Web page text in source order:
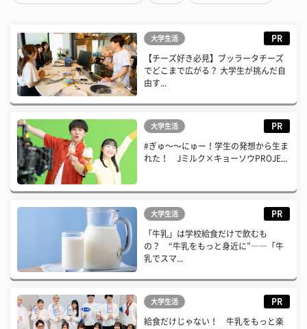
大学生活 PR
【チーズ好き必見】ブッラータチーズ
でどこまで広がる？ 大学生が挑んだ自
由す...
大学生活 PR
#ぎゅ〜〜にゅー！学生の発想から生ま
れた！ Jミルク×キョーソウPROJE...
大学生活 PR
「牛乳」は学校給食だけで飲むも
の？ “牛乳をもっと身近に”――「牛
乳でスマ...
大学生活 PR
給食だけじゃない！ 牛乳をもっと楽